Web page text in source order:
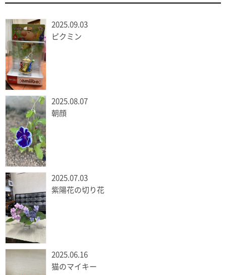
2025.09.03
ピクミン
2025.08.07
朝顔
2025.07.03
紫陽花の切り花
2025.06.16
猫のマイキー